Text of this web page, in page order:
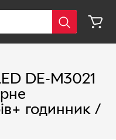
DE-M3021
годинник /